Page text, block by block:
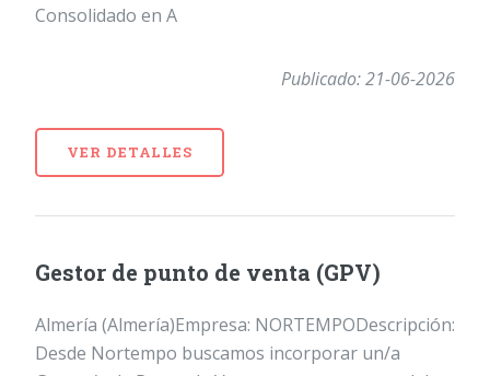
Consolidado en A
Publicado: 21-06-2026
VER DETALLES
Gestor de punto de venta (GPV)
Almería (Almería)Empresa: NORTEMPODescripción:
Desde Nortempo buscamos incorporar un/a